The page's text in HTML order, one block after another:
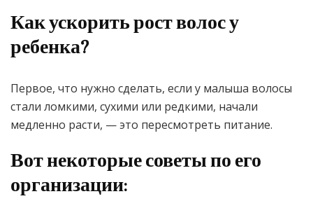
Как ускорить рост волос у
ребенка?
Первое, что нужно сделать, если у малыша волосы
стали ломкими, сухими или редкими, начали
медленно расти, — это пересмотреть питание.
Вот некоторые советы по его
организации: